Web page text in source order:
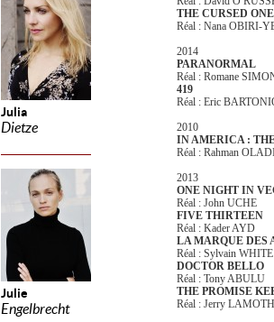
Julia
Dietze
Julie
Engelbrecht
THE CURSED
Réal : Nana OBIRI-
2014
PARANORMAL
Réal : Romane
419
Réal : Eric
2010
IN AMERICA :
Réal : Rahman
2013
ONE NIGHT IN
Réal : John UCHE
FIVE THIRTEEN
Réal : Kader AYD
LA MARQUE DES
Réal : Sylvain WHITE
DOCTOR BELLO
Réal : Tony ABULU
THE PROMISE
Réal : Jerry